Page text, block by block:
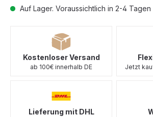
Auf Lager. Voraussichtlich in 2-4 Tagen
Kostenloser Versand
ab 100€ innerhalb DE Jetzt
Lieferung mit DHL